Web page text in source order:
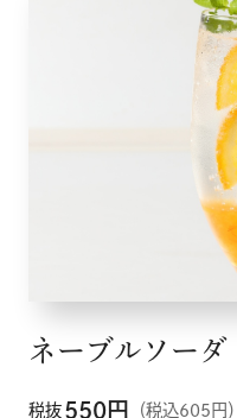
ネーブルソーダ
税抜 550円 （税込605円）